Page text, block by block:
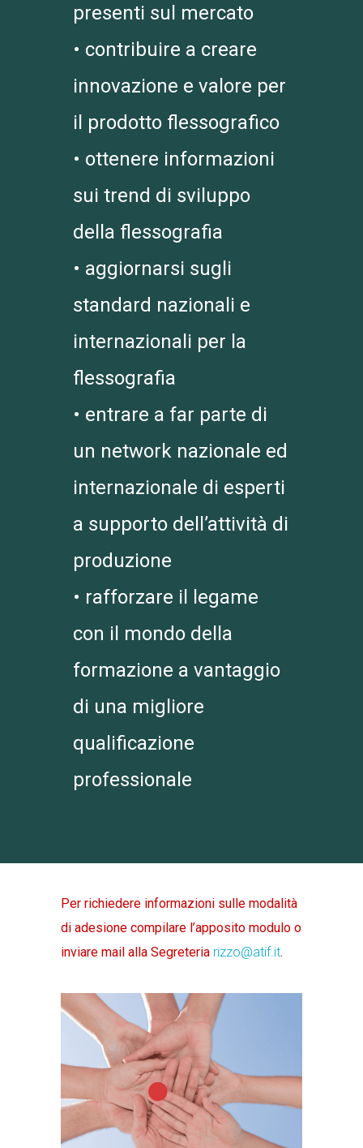
presenti sul mercato
• contribuire a creare
innovazione e valore per
il prodotto flessografico
• ottenere informazioni
sui trend di sviluppo
della flessografia
• aggiornarsi sugli
standard nazionali e
internazionali per la
flessografia
• entrare a far parte di
un network nazionale ed
internazionale di esperti
a supporto dell’attività di
produzione
• rafforzare il legame
con il mondo della
formazione a vantaggio
di una migliore
qualificazione
professionale
Per richiedere informazioni sulle modalità
di adesione compilare l’apposito modulo o
inviare mail alla Segreteria rizzo@atif.it.